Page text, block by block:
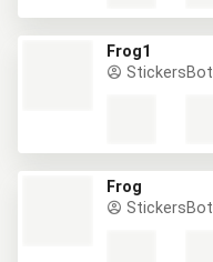
Frog1
StickersBot
Frog
StickersBot